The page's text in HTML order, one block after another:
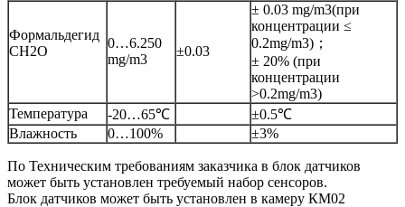
Формальдегид
CH2O
0…6.250
mg/m3
±0.03
± 0.03 mg/m3(при
концентрации ≤
0.2mg/m3)；
± 20% (при
концентрации
>0.2mg/m3)
Температура
-20…65℃
±0.5℃
Влажность
0…100% ±3%
По Техническим требованиям заказчика в блок датчиков
может быть установлен требуемый набор сенсоров.
Блок датчиков может быть установлен в камеру КМ02